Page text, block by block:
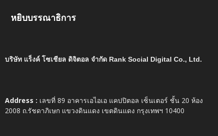
หยิบบรรณาธิการ
บริษัท แร็งค์ โซเชียล ดิจิตอล จำกัด Rank Social Digital Co., Ltd.
Address : เลขที่ 89 อาคารเอไอเอ แคปปิตอล เซ็นเตอร์ ชั้น 20 ห้อง
2008 ถ.รัชดาภิเษก แขวงดินแดง เขตดินแดง กรุงเทพฯ 10400